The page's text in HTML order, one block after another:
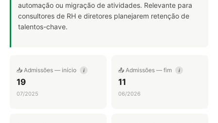
automação ou migração de atividades. Relevante para
consultores de RH e diretores planejarem retenção de
talentos-chave.
📥 Admissões — início i
19
07/2025
📤 Admissões — fim i
11
06/2026